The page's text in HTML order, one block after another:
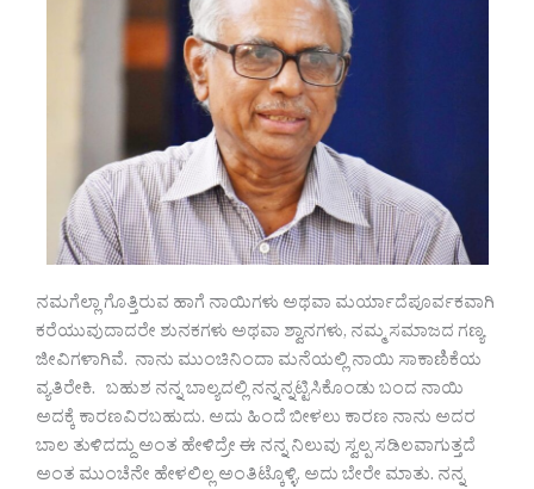
ನಮಗೆಲ್ಲಾ ಗೊತ್ತಿರುವ ಹಾಗೆ ನಾಯಿಗಳು ಅಥವಾ ಮರ್ಯಾದೆಪೂರ್ವಕವಾಗಿ
ಕರೆಯುವುದಾದರೇ ಶುನಕಗಳು ಅಥವಾ ಶ್ವಾನಗಳು, ನಮ್ಮ ಸಮಾಜದ ಗಣ್ಯ
ಜೀವಿಗಳಾಗಿವೆ. ನಾನು ಮುಂಚಿನಿಂದಾ ಮನೆಯಲ್ಲಿ ನಾಯಿ ಸಾಕಾಣಿಕೆಯ
ವ್ಯತಿರೇಕಿ. ಬಹುಶ ನನ್ನ ಬಾಲ್ಯದಲ್ಲಿ ನನ್ನನ್ನಟ್ಟಿಸಿಕೊಂಡು ಬಂದ ನಾಯಿ
ಅದಕ್ಕೆ ಕಾರಣವಿರಬಹುದು. ಅದು ಹಿಂದೆ ಬೀಳಲು ಕಾರಣ ನಾನು ಅದರ
ಬಾಲ ತುಳಿದದ್ದು ಅಂತ ಹೇಳಿದ್ರೇ ಈ ನನ್ನ ನಿಲುವು ಸ್ವಲ್ಪ ಸಡಿಲವಾಗುತ್ತದೆ
ಅಂತ ಮುಂಚೆನೇ ಹೇಳಲಿಲ್ಲ ಅಂತಿಟ್ಕೊಳ್ಳಿ. ಅದು ಬೇರೇ ಮಾತು. ನನ್ನ